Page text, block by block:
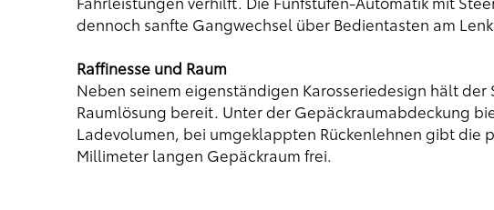
dennoch sanfte Gangwechsel über Bedientasten am
Raffinesse und Raum
Neben seinem eigenständigen Karosseriedesign hält der
Raumlösung bereit. Unter der Gepäckraumabdeckung
Ladevolumen, bei umgeklappten Rückenlehnen gibt die
Millimeter langen Gepäckraum frei.